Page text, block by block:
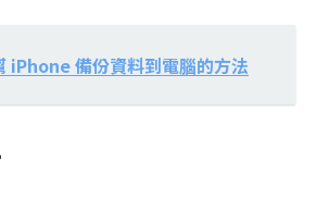
iPhone 備份資料到電腦的方法